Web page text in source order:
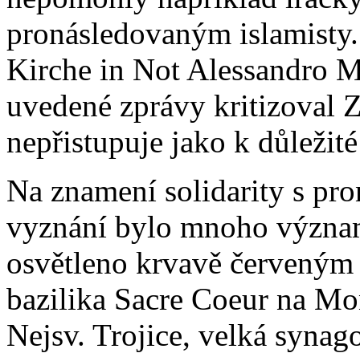
pronásledovaným
Kirche in Not Alessandro
uvedené zprávy kritizoval
nepřistupuje jako k
Na znamení solidarity s
vyznání bylo mnoho
osvětleno krvavě
bazilika Sacre Coeur na
Nejsv. Trojice, velká